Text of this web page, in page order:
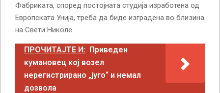
Фабриката, според постојната студија изработена од
Европската Унија, треба да биде изградена во близина
на Свети Николе.
ПРОЧИТАЈТЕ И: Приведен
кумановец кој возел
нерегистрирано „југо“ и немал
дозвола